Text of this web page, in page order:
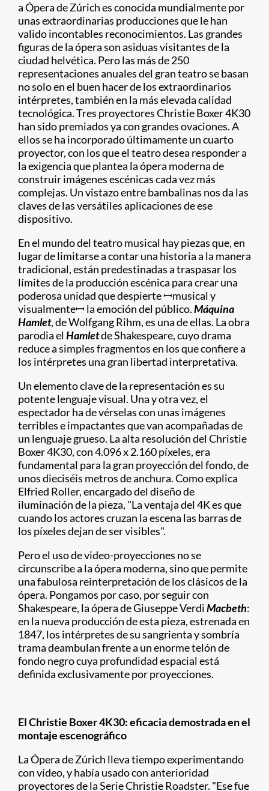
a Ópera de Zúrich es conocida mundialmente por
unas extraordinarias producciones que le han
valido incontables reconocimientos. Las grandes
figuras de la ópera son asiduas visitantes de la
ciudad helvética. Perolas más de 250
representaciones anuales del gran teatro se basan
no solo en el buen hacer de los extraordinarios
intérpretes, también en la más elevada calidad
tecnológica.Tres proyectores Christie Boxer 4K30
han sido premiados ya con grandes ovaciones. A
ellos se ha incorporado últimamente un cuarto
proyector, con los que el teatro desea responder a
la exigencia que plantea la ópera moderna de
construir imágenes escénicas cada vez más
complejas. Un vistazo entre bambalinas nos da las
claves de las versátiles aplicaciones de ese
dispositivo.
En el mundo del teatro musical hay piezas que, en
lugar de limitarse a contar una historia a la manera
tradicional, están predestinadas a traspasar los
límites de la producción escénica para crear una
poderosa unidad que despierte ꟷmusical y
visualmenteꟷ la emoción del público.Máquina
Hamlet, de Wolfgang Rihm, es una de ellas. La obra
parodia elHamletde Shakespeare, cuyo drama
reduce a simples fragmentos en los que confiere a
los intérpretes una gran libertad interpretativa.
Un elemento clave de la representación es su
potente lenguaje visual. Una y otra vez, el
espectador ha de vérselas con unas imágenes
terribles e impactantes que van acompañadas de
un lenguaje grueso. La alta resolución del Christie
Boxer 4K30, con 4.096 x 2.160 píxeles, era
fundamental para la gran proyección del fondo, de
unos dieciséis metros de anchura. Como explica
Elfried Roller, encargado del diseño de
iluminación de la pieza, "La ventaja del 4K es que
cuando los actores cruzan la escena las barras de
los píxeles dejan de ser visibles".
Pero el uso de video-proyecciones no se
circunscribe a la ópera moderna, sino que permite
una fabulosa reinterpretación de los clásicos de la
ópera. Pongamos por caso, por seguir con
Shakespeare, la ópera de Giuseppe VerdiMacbeth:
en la nueva producción de esta pieza, estrenada en
1847, los intérpretes de su sangrienta y sombría
trama deambulan frente a un enorme telón de
fondo negro cuya profundidad espacial está
definida exclusivamente por proyecciones.
El Christie Boxer 4K30: eficacia demostrada en el
montaje escenográfico
La Ópera de Zúrich lleva tiempo experimentando
con vídeo, y había usado con anterioridad
proyectores de la Serie Christie Roadster. "Ese fue